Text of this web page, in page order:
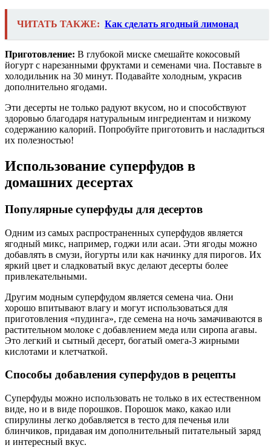
ЧИТАТЬ ТАКЖЕ: Как сделать ягодный лимонад
Приготовление: В глубокой миске смешайте кокосовый
йогурт с нарезанными фруктами и семенами чиа. Поставьте в
холодильник на 30 минут. Подавайте холодным, украсив
дополнительно ягодами.
Эти десерты не только радуют вкусом, но и способствуют
здоровью благодаря натуральным ингредиентам и низкому
содержанию калорий. Попробуйте приготовить и насладиться
их полезностью!
Использование суперфудов в
домашних десертах
Популярные суперфуды для десертов
Одним из самых распространенных суперфудов является
ягодный микс, например, годжи или асаи. Эти ягоды можно
добавлять в смузи, йогурты или как начинку для пирогов. Их
яркий цвет и сладковатый вкус делают десерты более
привлекательными.
Другим модным суперфудом является семена чиа. Они
хорошо впитывают влагу и могут использоваться для
приготовления «пудинга», где семена на ночь замачиваются в
растительном молоке с добавлением меда или сиропа агавы.
Это легкий и сытный десерт, богатый омега-3 жирными
кислотами и клетчаткой.
Способы добавления суперфудов в рецепты
Суперфуды можно использовать не только в их естественном
виде, но и в виде порошков. Порошок мако, какао или
спирулины легко добавляется в тесто для печенья или
блинчиков, придавая им дополнительный питательный заряд
и интересный вкус.